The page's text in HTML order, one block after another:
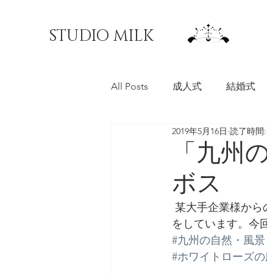
STUDIO MILK
All Posts 成人式 結婚式
料理写真 マチオモイ帖
「九州
ボス
2019年5月16日 読了時間
をしています。今
#九州の自然・風景
#ホワイトローズ